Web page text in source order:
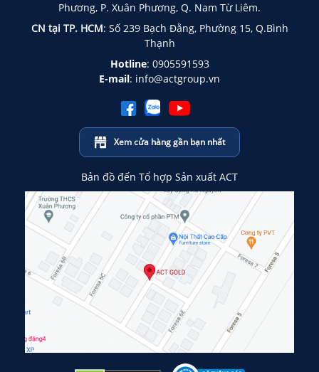
Phương, P. Xuân Phương, Q. Nam Từ Liêm.
CN tại TP. HCM: Số 239 Bạch Đằng, Phường 15, Q.Bình
Thạnh
Hotline: 0905591593
E-mail: info@actgroup.vn
Xem cửa hàng gần bạn nhất
Bản đồ đến Tổ hợp Sản xuất ACT